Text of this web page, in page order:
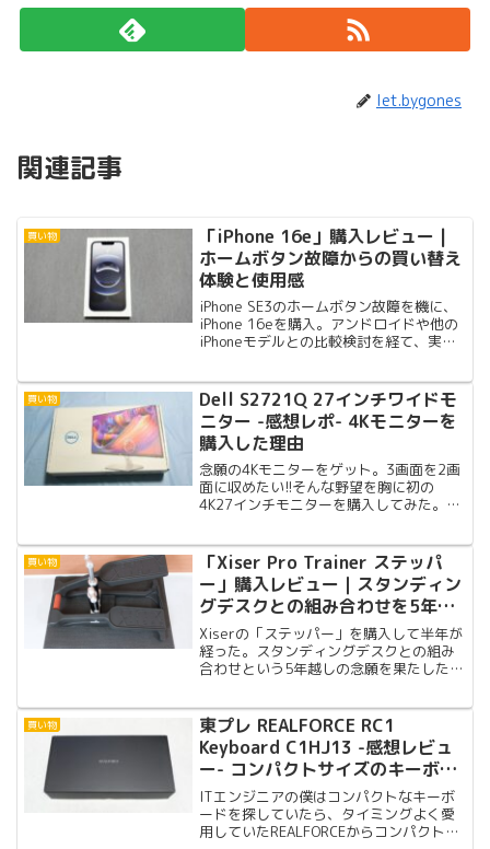
let.bygones
関連記事
買い物
「iPhone 16e」購入レビュー |
ホームボタン故障からの買い替え
体験と使用感
iPhone SE3のホームボタン故障を機に、
iPhone 16eを購入。アンドロイドや他の
iPhoneモデルとの比較検討を経て、実際
サイズ感などの情報をお届けします。
買い物
Dell S2721Q 27インチワイドモ
ニター -感想レポ- 4Kモニターを
購入した理由
念願の4Kモニターをゲット。3画面を2画
面に収めたい!!そんな野望を胸に初の
4K27インチモニターを購入してみた。コ
いる!!
買い物
「Xiser Pro Trainer ステッパ
ー」購入レビュー｜スタンディン
グデスクとの組み合わせを5年越
しで実現した
Xiserの「ステッパー」を購入して半年が
経った。スタンディングデスクとの組み
合わせという5年越しの念願を果たしたも
ップをまとめたレビューです。
買い物
東プレ REALFORCE RC1
Keyboard C1HJ13 -感想レビュ
ー- コンパクトサイズのキーボー
ドを探していた
ITエンジニアの僕はコンパクトなキーボ
ードを探していたら、タイミングよく愛
用していたREALFORCEからコンパクトサ